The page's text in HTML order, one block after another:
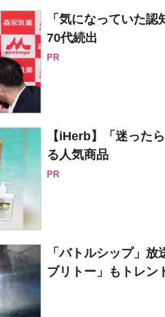
「気になっていた
70代続出
PR
【iHerb】「迷った
る人気商品
PR
「バトルシップ」
ブリトー」もトレン